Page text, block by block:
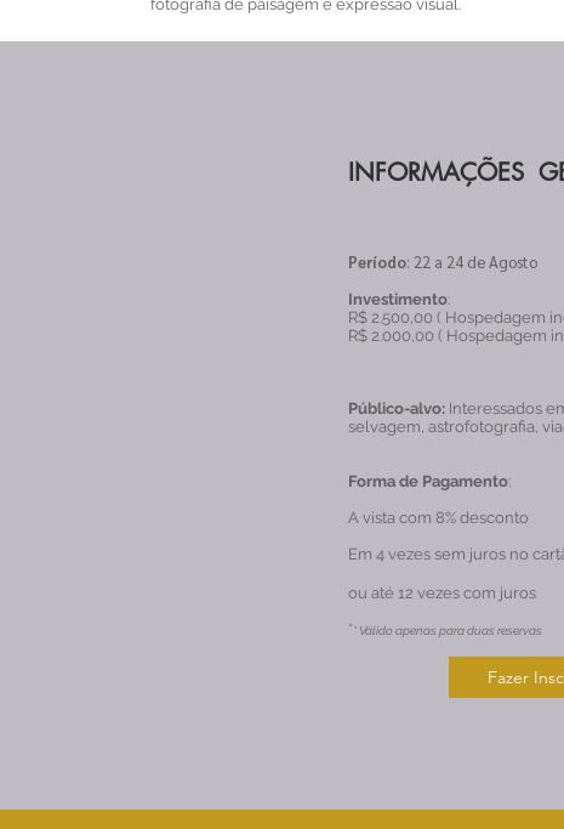
fotografia de paisagem e expressão visual.
INFORMAÇÕES
Período: 22 a 24 de Agosto
Investimento:
R$ 2.500,00 ( Hospedagem
R$ 2.000,00 ( Hospedagem
Público-alvo: Interessados
selvagem, astrofotografia,
Forma de Pagamento:
A vista com 8% desconto
Em 4 vezes sem juros no
ou até 12 vezes com juros
** Válido apenas para duas reservas
Fazer